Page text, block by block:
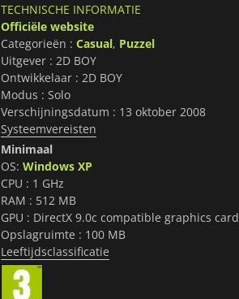
TECHNISCHE INFORMATIE
Officiële website
Categorieën : Casual, Puzzel
Uitgever : 2D BOY
Ontwikkelaar : 2D BOY
Modus : Solo
Verschijningsdatum : 13 oktober 2008
Systeemvereisten
Minimaal
OS: Windows XP
CPU : 1 GHz
RAM : 512 MB
GPU : DirectX 9.0c compatible graphics card
Opslagruimte : 100 MB
Leeftijdsclassificatie